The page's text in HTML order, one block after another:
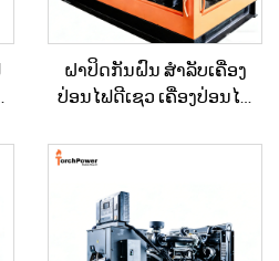
ຝາປິດກັນຝົນ ສຳລັບເຄື່ອງ
ປ່ອນໄຟດີເຊວ ເຄື່ອງປ່ອນໄຟ
ກໍ່ສ້າງນອກບ້ານ ແລະ